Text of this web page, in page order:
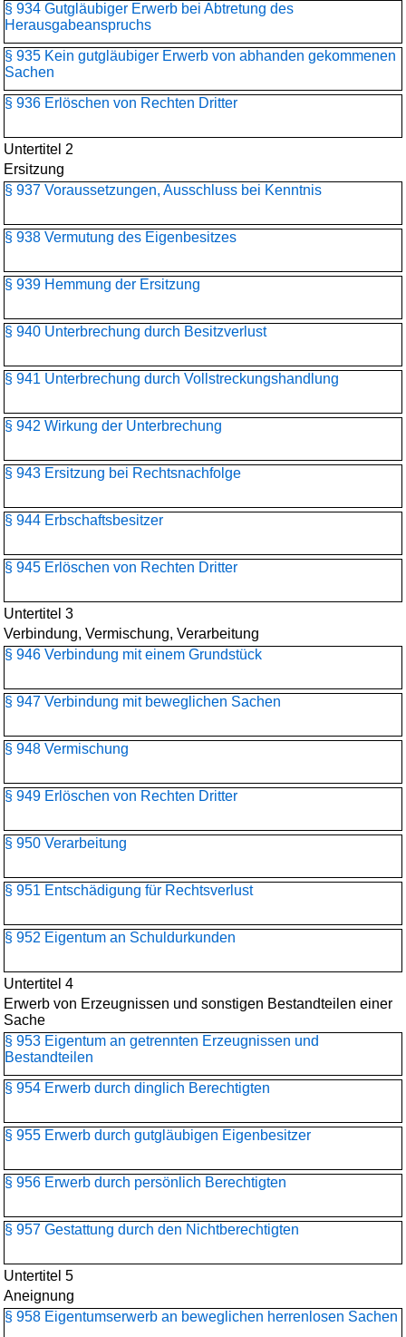
§ 934 Gutgläubiger Erwerb bei Abtretung des
Herausgabeanspruchs
§ 935 Kein gutgläubiger Erwerb von abhanden gekommenen
Sachen
§ 936 Erlöschen von Rechten Dritter
Untertitel 2
Ersitzung
§ 937 Voraussetzungen, Ausschluss bei Kenntnis
§ 938 Vermutung des Eigenbesitzes
§ 939 Hemmung der Ersitzung
§ 940 Unterbrechung durch Besitzverlust
§ 941 Unterbrechung durch Vollstreckungshandlung
§ 942 Wirkung der Unterbrechung
§ 943 Ersitzung bei Rechtsnachfolge
§ 944 Erbschaftsbesitzer
§ 945 Erlöschen von Rechten Dritter
Untertitel 3
Verbindung, Vermischung, Verarbeitung
§ 946 Verbindung mit einem Grundstück
§ 947 Verbindung mit beweglichen Sachen
§ 948 Vermischung
§ 949 Erlöschen von Rechten Dritter
§ 950 Verarbeitung
§ 951 Entschädigung für Rechtsverlust
§ 952 Eigentum an Schuldurkunden
Untertitel 4
Erwerb von Erzeugnissen und sonstigen Bestandteilen einer
Sache
§ 953 Eigentum an getrennten Erzeugnissen und
Bestandteilen
§ 954 Erwerb durch dinglich Berechtigten
§ 955 Erwerb durch gutgläubigen Eigenbesitzer
§ 956 Erwerb durch persönlich Berechtigten
§ 957 Gestattung durch den Nichtberechtigten
Untertitel 5
Aneignung
§ 958 Eigentumserwerb an beweglichen herrenlosen Sachen